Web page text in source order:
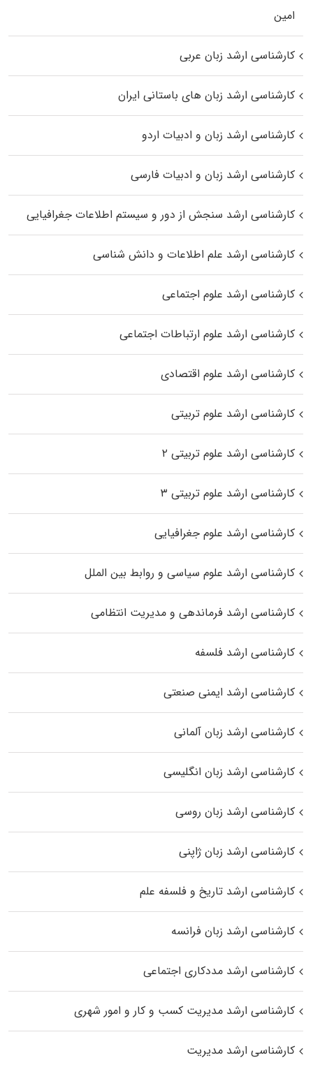
اﻣﻴﻦ
کارشناسی ارشد زبان عربی
کارشناسی ارشد زبان‌ های باستانی ایران
کارشناسی ارشد زبان و ادبیات اردو
کارشناسی ارشد زبان و ادبیات فارسی
کارشناسی ارشد سنجش از دور و سیستم اطلاعات جغرافیایی
کارشناسی ارشد علم اطلاعات و دانش شناسی
کارشناسی ارشد علوم اجتماعی
کارشناسی ارشد علوم ارتباطات اجتماعی
کارشناسی ارشد علوم اقتصادی
کارشناسی ارشد علوم تربیتی
کارشناسی ارشد علوم تربیتی ۲
کارشناسی ارشد علوم تربیتی ۳
کارشناسی ارشد علوم جغرافیایی
کارشناسی ارشد علوم سیاسی و روابط بین الملل
کارشناسی ارشد فرماندهی و مدیریت انتظامی
کارشناسی ارشد فلسفه
کارشناسی ارشد ایمنی صنعتی
کارشناسی ارشد زبان آلمانی
کارشناسی ارشد زبان انگلیسی
کارشناسی ارشد زبان روسی
کارشناسی ارشد زبان ژاپنی
کارشناسی ارشد تاریخ و فلسفه علم
کارشناسی ارشد زبان فرانسه
کارشناسی ارشد مددکاری اجتماعی
کارشناسی ارشد مدیریت کسب و کار و امور شهری
کارشناسی ارشد مدیریت